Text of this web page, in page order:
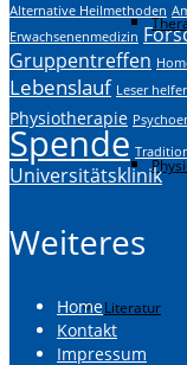
Literatur
Alternative Heilmethoden
Erwachsenenmedizin
Gruppentreffen
Lebenslauf Leser
Physiotherapie
Spende
Universitätsklinik
Weiteres
Home
Kontakt
Impressum